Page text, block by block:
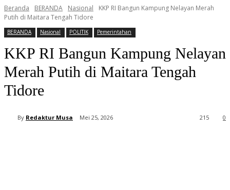
Beranda BERANDA Nasional
KKP RI Bangun Kampung Nelayan Merah
Putih di Maitara Tengah Tidore
BERANDA Nasional POLITIK Pemerintahan
KKP RI Bangun Kampung Nelayan
Merah Putih di Maitara Tengah
Tidore
By Redaktur Musa Mei 25, 2026 0
215